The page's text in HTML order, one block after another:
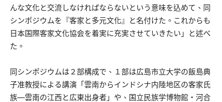
んな文化と交流しなければならないという意味を込めて、同
シンポジウムを『客家と多元文化』と名付けた。これからも
日本国際客家文化協会を着実に充実させていきたい」と述べ
た。
同シンポジウムは２部構成で、１部は広島市立大学の飯島典
子准教授による講演「雲南からインドシナ内陸地区の客家氏
族—雲南の江西と広東出身者」や、国立民族学博物館・河合